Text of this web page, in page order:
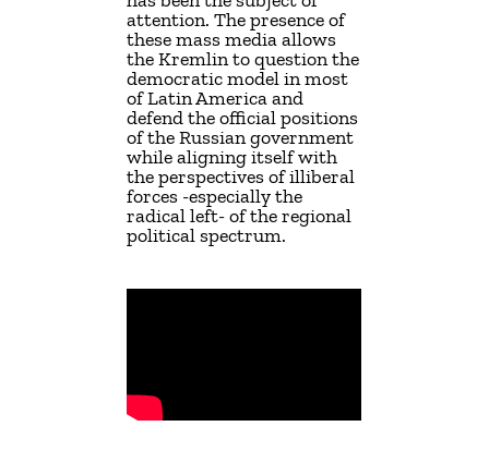
attention. The presence of
these mass media allows
the Kremlin to question the
democratic model in most
of Latin America and
defend the official positions
of the Russian government
while aligning itself with
the perspectives of illiberal
forces -especially the
radical left- of the regional
political spectrum.